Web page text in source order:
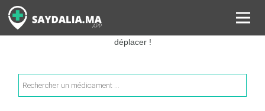
Rechercher les informations sur vos médicaments, leurs prix et
estimer ainsi le coût total de votre ordonnance, sans vous
déplacer !
Recherche
de
produits